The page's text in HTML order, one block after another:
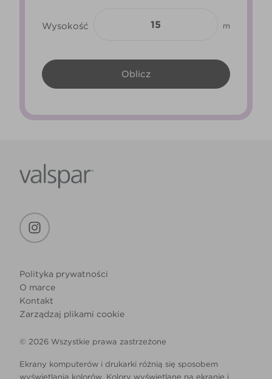
Wysokość m
Polityka prywatności
O marce
Kontakt
Zarządzaj plikami cookie
© 2026 Wszystkie prawa zastrzeżone
Ekrany komputerów i drukarki różnią się sposobem
wyświetlania kolorów. Kolory wyświetlane na ekranie i